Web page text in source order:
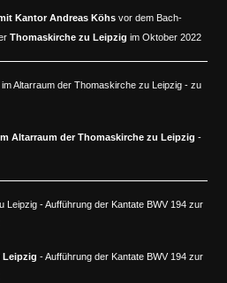
Kantor Andreas Köhs vor dem Bach-
Thomaskirche zu Leipzig im Oktober 2022
Altarraum der Thomaskirche zu Leipzig -
Leipzig - Aufführung der Kantate BWV 194 zur